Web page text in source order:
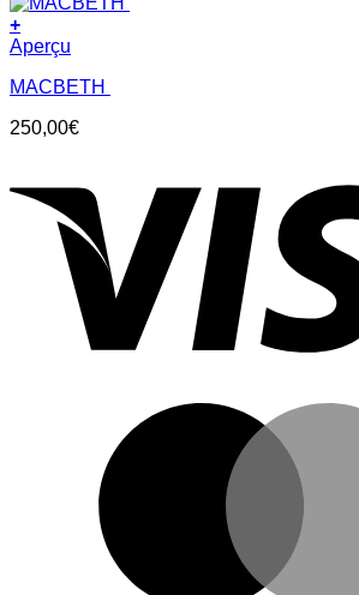
+
Aperçu
MACBETH
250,00€